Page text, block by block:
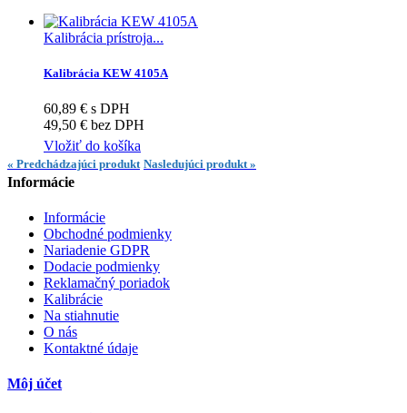
Kalibrácia prístroja...
Kalibrácia KEW 4105A
60,89 € s DPH
49,50 € bez DPH
Vložiť do košíka
« Predchádzajúci produkt Nasledujúci produkt »
Informácie
Informácie
Obchodné podmienky
Nariadenie GDPR
Dodacie podmienky
Reklamačný poriadok
Kalibrácie
Na stiahnutie
O nás
Kontaktné údaje
Môj účet